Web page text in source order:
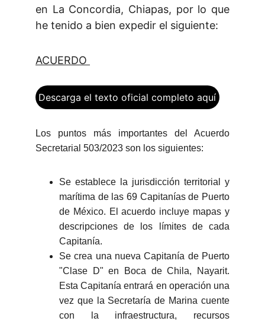
en La Concordia, Chiapas, por lo que
he tenido a bien expedir el siguiente:
ACUERDO
Descarga el texto oficial completo aquí
Los puntos más importantes del Acuerdo
Secretarial 503/2023 son los siguientes:
Se establece la jurisdicción territorial y
marítima de las 69 Capitanías de Puerto
de México. El acuerdo incluye mapas y
descripciones de los límites de cada
Capitanía.
Se crea una nueva Capitanía de Puerto
"Clase D" en Boca de Chila, Nayarit.
Esta Capitanía entrará en operación una
vez que la Secretaría de Marina cuente
con la infraestructura, recursos